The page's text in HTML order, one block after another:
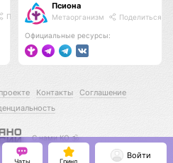
Поделиться
Псиона
Метаорганизм Поделиться
Официальные ресурсы:
Контакты
Соглашение
С нами КО 🕉️
Чаты Гринд
Войти